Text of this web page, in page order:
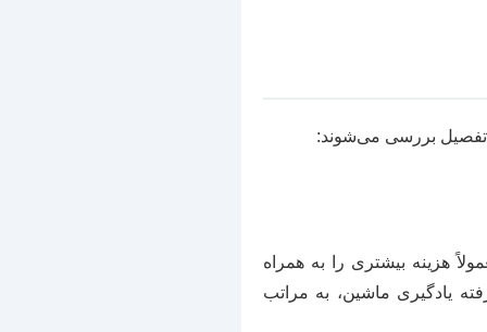
تفصیل بررسی می‌شوند:
هزینه بیشتری را به همراه
یادگیری ماشین، به مراتب